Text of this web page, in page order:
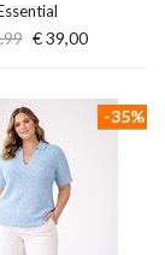
€ 39,00
-35%